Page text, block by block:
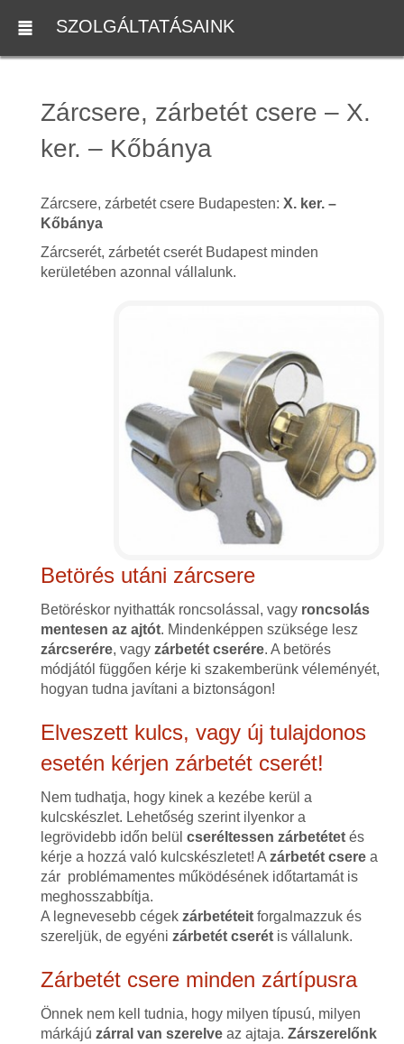
SZOLGÁLTATÁSAINK
Zárcsere, zárbetét csere – X.
ker. – Kőbánya
Zárcsere, zárbetét csere Budapesten: X. ker. –
Kőbánya
Zárcserét, zárbetét cserét Budapest minden
kerületében azonnal vállalunk.
Betörés utáni zárcsere
Betöréskor nyithatták roncsolással, vagy roncsolás
mentesen az ajtót. Mindenképpen szüksége lesz
zárcserére, vagyzárbetét cserére. A betörés
módjától függően kérje ki szakemberünk véleményét,
hogyan tudna javítani a biztonságon!
Elveszett kulcs, vagy új tulajdonos
esetén kérjen zárbetét cserét!
Nem tudhatja, hogy kinek a kezébe kerül a
kulcskészlet. Lehetőség szerint ilyenkor a
legrövidebb időn belül cseréltessen zárbetétetés
kérje a hozzá való kulcskészletet! A zárbetét cserea
zár problémamentes működésének időtartamát is
meghosszabbítja.
A legnevesebb cégek zárbetéteitforgalmazzuk és
szereljük, de egyéni zárbetét cserétis vállalunk.
Zárbetét csere minden zártípusra
Önnek nem kell tudnia, hogy milyen típusú, milyen
márkájú zárral van szerelveaz ajtaja. Zárszerelőnk